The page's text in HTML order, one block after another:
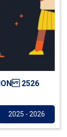
2526
2025 - 2026